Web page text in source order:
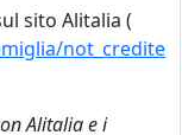
sito Alitalia (
not_credite
Alitalia e i